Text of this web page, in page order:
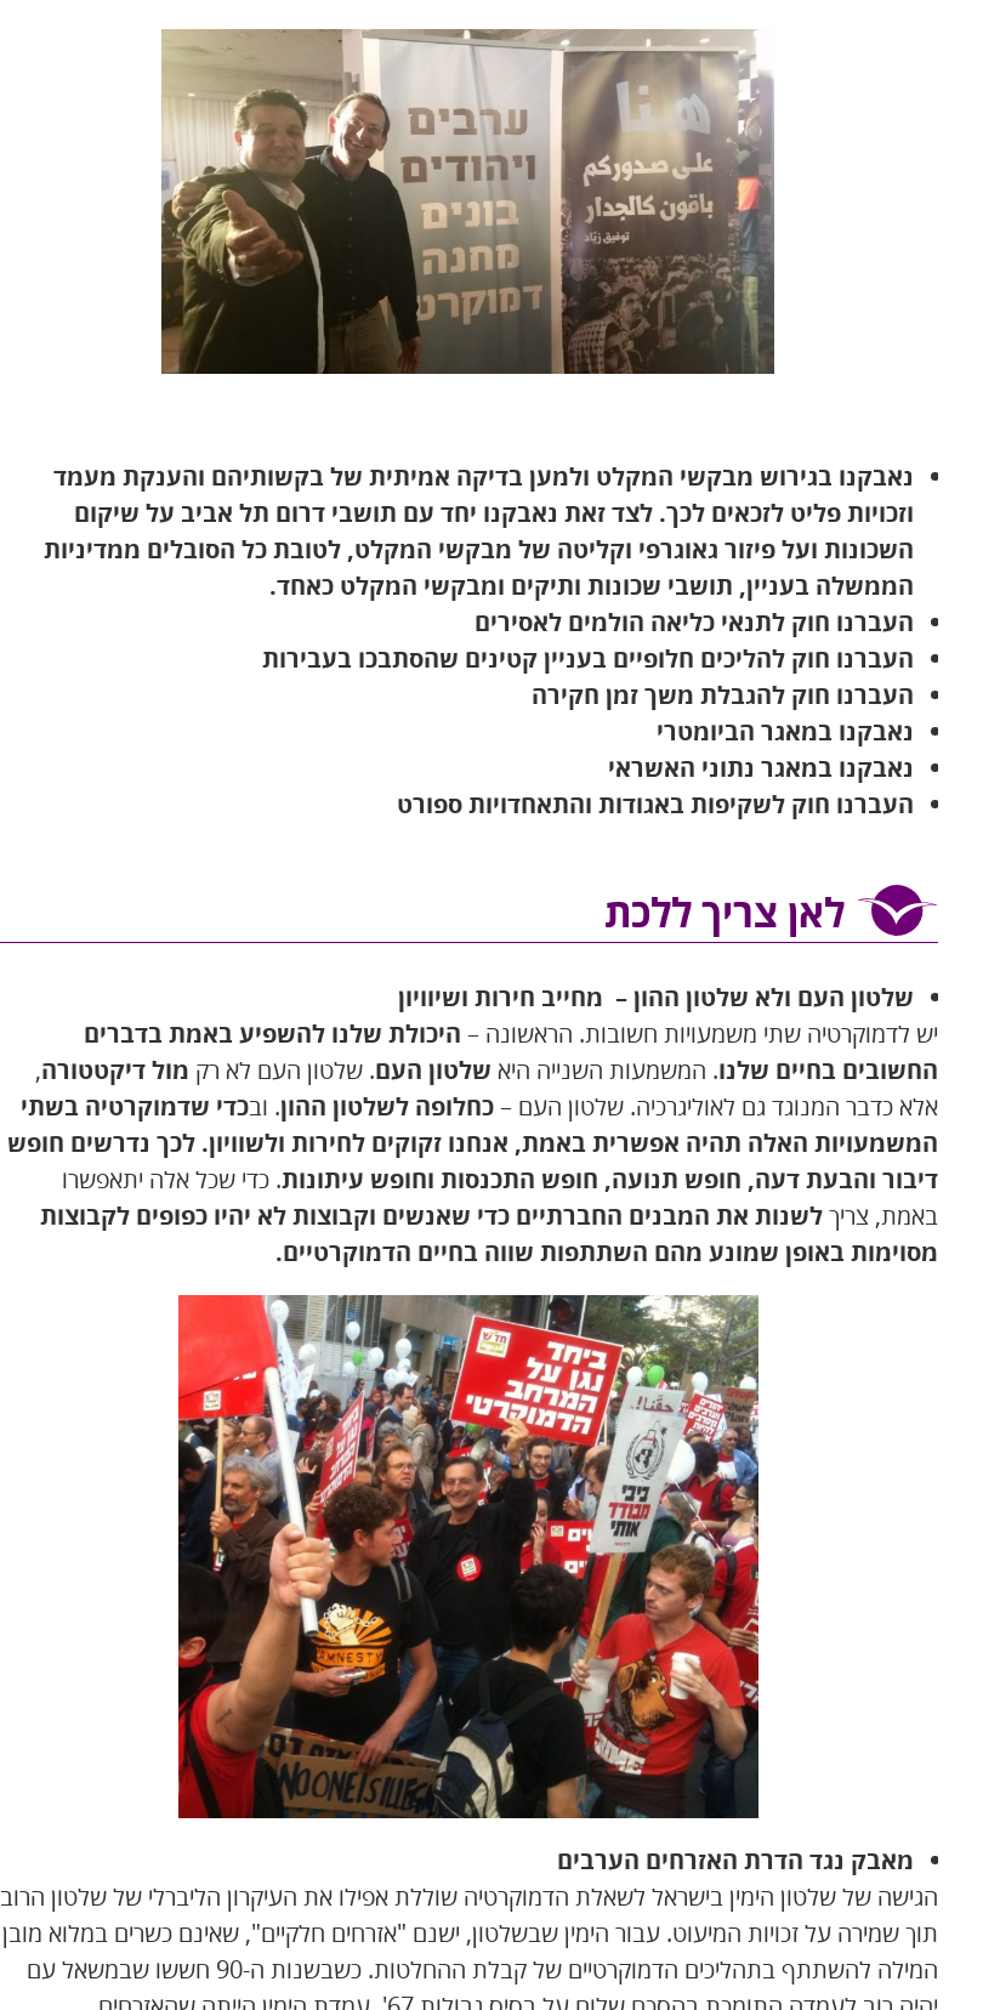
נאבקנו בגירוש מבקשי המקלט ולמען בדיקה אמיתית של בקשותיהם והענקת מעמד
וזכויות פליט לזכאים לכך. לצד זאת נאבקנו יחד עם תושבי דרום תל אביב על שיקום
השכונות ועל פיזור גאוגרפי וקליטה של מבקשי המקלט, לטובת כל הסובלים ממדיניות
הממשלה בעניין, תושבי שכונות ותיקים ומבקשי המקלט כאחד.
העברנו חוק לתנאי כליאה הולמים לאסירים
העברנו חוק להליכים חלופיים בעניין קטינים שהסתבכו בעבירות
העברנו חוק להגבלת משך זמן חקירה
נאבקנו במאגר הביומטרי
נאבקנו במאגר נתוני האשראי
העברנו חוק לשקיפות באגודות והתאחדויות ספורט
לאן צריך ללכת
שלטון העם ולא שלטון ההון – מחייב חירות ושיוויון
יש לדמוקרטיה שתי משמעויות חשובות. הראשונה – היכולת שלנו להשפיע באמת בדברים
החשובים בחיים שלנו. המשמעות השנייה היא שלטון העם. שלטון העם לא רק מול דיקטטורה,
אלא כדבר המנוגד גם לאוליגרכיה. שלטון העם –כחלופה לשלטון ההון. ובכדי שדמוקרטיה בשתי
המשמעויות האלה תהיה אפשרית באמת, אנחנו זקוקים לחירות ולשוויון. לכך נדרשים חופש
דיבור והבעת דעה, חופש תנועה, חופש התכנסות וחופש עיתונות. כדי שכל אלה יתאפשרו
באמת, צריךלשנות את המבנים החברתיים כדי שאנשים וקבוצות לא יהיו כפופים לקבוצות
מסוימות באופן שמונע מהם השתתפות שווה בחיים הדמוקרטיים.
מאבק נגד הדרת האזרחים הערבים
הגישה של שלטון הימין בישראל לשאלת הדמוקרטיה שוללת אפילו את העיקרון הליברלי של שלטון הרוב
תוך שמירה על זכויות המיעוט. עבור הימין שבשלטון, ישנם "אזרחים חלקיים", שאינם כשרים במלוא מובן
המילה להשתתף בתהליכים הדמוקרטיים של קבלת ההחלטות. כשבשנות ה-90 חששו שבמשאל עם